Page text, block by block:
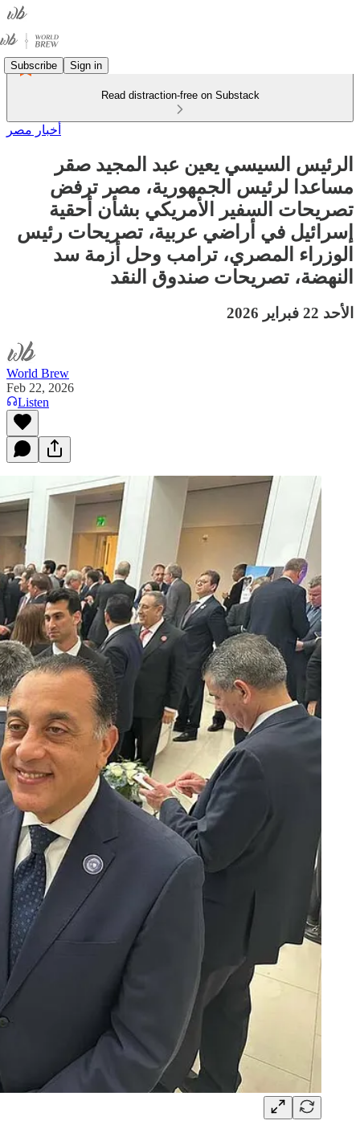
Subscribe Sign in
Read distraction-free on Substack
أخبار مصر
الرئيس السيسي يعين عبد المجيد صقر
مساعدا لرئيس الجمهورية، مصر ترفض
تصريحات السفير الأمريكي بشأن أحقية
إسرائيل في أراضي عربية، تصريحات رئيس
الوزراء المصري، ترامب وحل أزمة سد
النهضة، تصريحات صندوق النقد
الأحد 22 فبراير 2026
World Brew
Feb 22, 2026
Listen